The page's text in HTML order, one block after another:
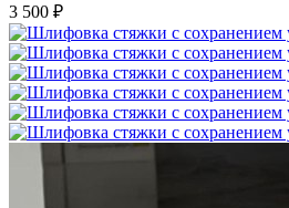
3 500 ₽